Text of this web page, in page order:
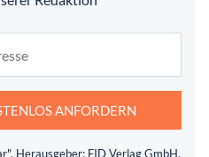
ANFORDERN
Herausgeber: FID Verlag GmbH.